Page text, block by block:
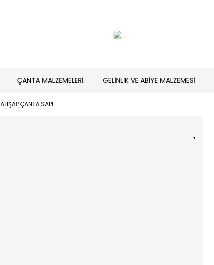
ÇANTA MALZEMELERİ GELİNLİK VE ABİYE MALZEMESİ
AHŞAP ÇANTA SAPI